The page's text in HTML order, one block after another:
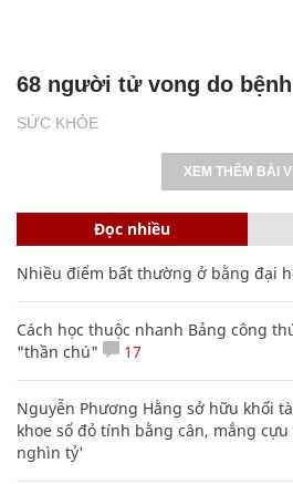
SỨC KHỎE
68 người tử vong do
XEM THÊM BÀI
Đọc nhiều
Nhiều điểm bất thường ở bằng đại
Cách học thuộc nhanh Bảng công
"thần chú"
17
Nguyễn Phương Hằng sở hữu khối
khoe sổ đỏ tính bằng cân, mắng
nghìn tỷ'